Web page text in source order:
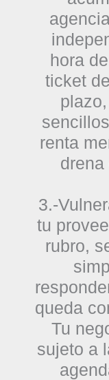
hora
ticket
renta
3.-
tu
rubro,
queda
Tu
sujeto a